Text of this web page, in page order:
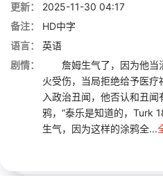
更新：
2025-11-30 04:17
备注：
HD中字
语言：
英语
剧情：
詹姆生气了，因为他当
火受伤，当局拒绝给予医
入政治丑闻，他否认和丑
鸦，“泰乐是知道的，Turk
生气，因为这样的涂鸦全...